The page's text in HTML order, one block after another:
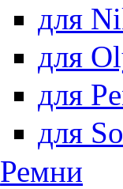
для
для
для
для
Ремни